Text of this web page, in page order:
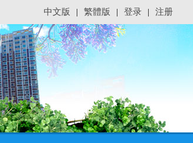
中文版 | 繁體版 | 登录 | 注册